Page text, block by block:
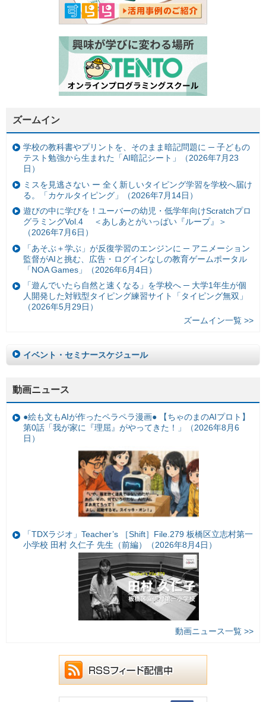
ズームイン
学校の教科書やプリントを、そのまま暗記問題に ─ 子どもの
テスト勉強から生まれた「AI暗記シート」（2026年7月23
日）
ミスを見逃さない ー 全く新しいタイピング学習を学校へ届け
る。「カケルタイピング」（2026年7月14日）
遊びの中に学びを！ユーバーの幼児・低学年向けScratchプロ
グラミングVol.4 ＜あしあとがいっぱい『ループ』＞
（2026年7月6日）
「あそぶ＋学ぶ」が反復学習のエンジンに ─ アニメーション
監督がAIと挑む、広告・ログインなしの教育ゲームポータル
「NOA Games」（2026年6月4日）
「遊んでいたら自然と速くなる」を学校へ ─ 大学1年生が個
人開発した対戦型タイピング練習サイト「タイピング無双」
（2026年5月29日）
ズームイン一覧 >>
イベント・セミナースケジュール
動画ニュース
●絵も文もAIが作ったペラペラ漫画● 【ちゃのまのAIプロト】
第0話「我が家に『理屈』がやってきた！」（2026年8月6
日）
「TDXラジオ」Teacher’s ［Shift］File.279 板橋区立志村第一
小学校 田村 久仁子 先生（前編）（2026年8月4日）
動画ニュース一覧 >>